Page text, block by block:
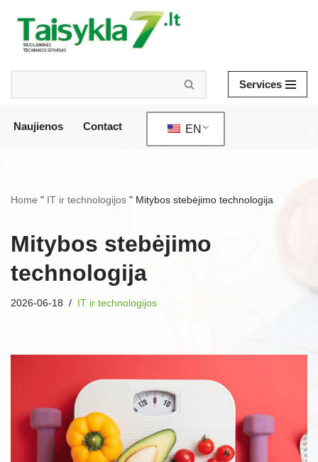
Skip
content
Services
Naujienos Contact EN
Home " IT ir technologijos " Mitybos stebėjimo technologija
Mitybos stebėjimo
technologija
2026-06-18 IT ir technologijos